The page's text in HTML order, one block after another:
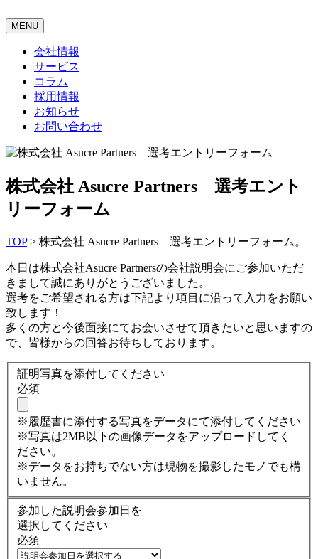
MENU
会社情報
サービス
コラム
採用情報
お知らせ
お問い合わせ
株式会社 Asucre Partners 選考エント
リーフォーム
TOP> 株式会社 Asucre Partners 選考エントリーフォーム。
本日は株式会社Asucre Partnersの会社説明会にご参加いただ
きまして誠にありがとうございました。
選考をご希望される方は下記より項目に沿って入力をお願い
致します！
多くの方と今後面接にてお会いさせて頂きたいと思いますの
で、皆様からの回答お待ちしております。
証明写真を添付してください
必須
※履歴書に添付する写真をデータにて添付してください
※写真は2MB以下の画像データをアップロードしてく
ださい。
※データをお持ちでない方は現物を撮影したモノでも構
いません。
参加した説明会参加日を
選択してください
必須